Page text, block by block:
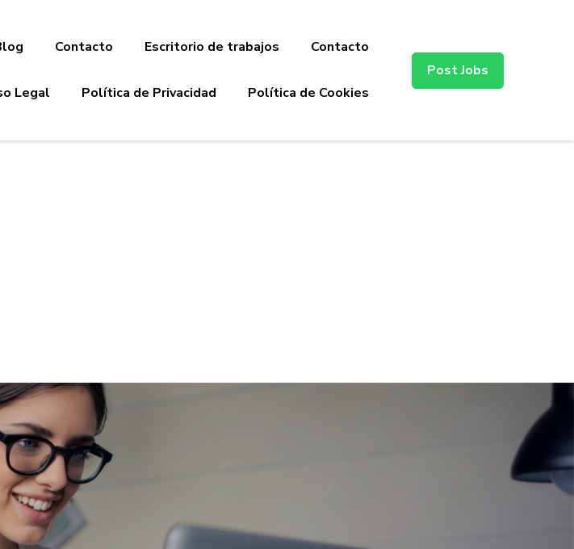
Contacto Escritorio de trabajos Contacto
Legal Política de Privacidad Política de Cookies
Post Jobs